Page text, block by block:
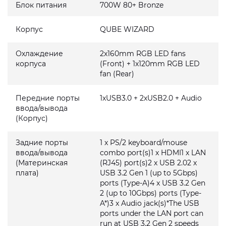
Блок питания 700W 80+ Bronze
Корпус QUBE WIZARD
Охлаждение
корпуса
2x160mm RGB LED fans
(Front) + 1x120mm RGB LED
fan (Rear)
Передние порты
ввода/вывода
(Корпус)
1xUSB3.0 + 2xUSB2.0 + Audio
Задние порты
ввода/вывода
(Материнская
плата)
1 x PS/2 keyboard/mouse
combo port(s)1 x HDMI1 x LAN
(RJ45) port(s)2 x USB 2.02 x
USB 3.2 Gen 1 (up to 5Gbps)
ports (Type-A)4 x USB 3.2 Gen
2 (up to 10Gbps) ports (Type-
A*)3 x Audio jack(s)*The USB
ports under the LAN port can
run at USB 3.2 Gen 2 speeds